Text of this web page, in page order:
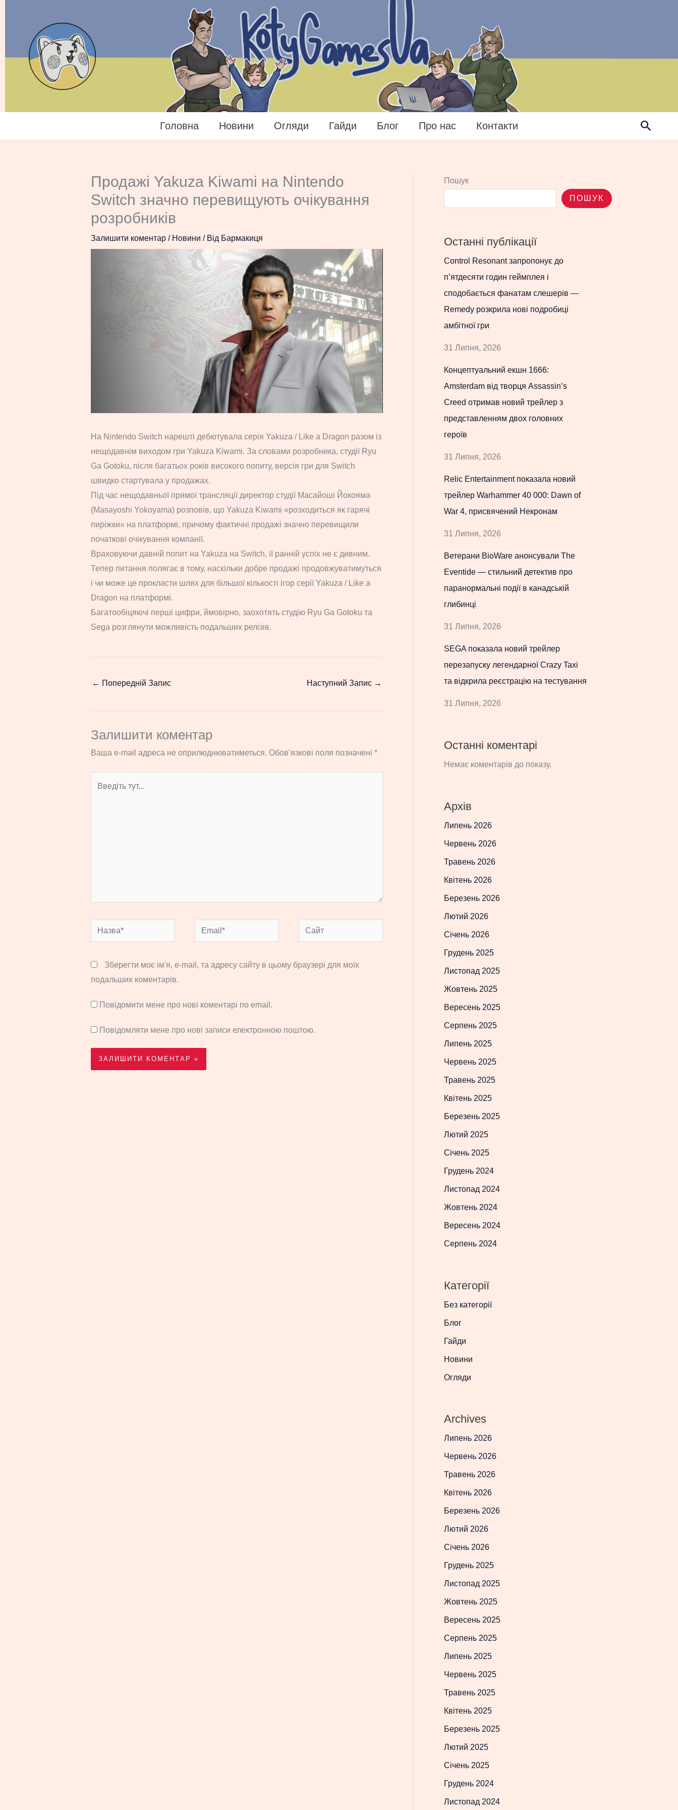
Головна Новини Огляди Гайди Блог Про нас Контакти Пошук
Продажі Yakuza Kiwami на Nintendo
Switch значно перевищують очікування
розробників
Залишити коментар / Новини / Від Бармакиця
На Nintendo Switch нарешті дебютувала серія Yakuza / Like a Dragon разом із
нещодавнім виходом гри Yakuza Kiwami. За словами розробника, студії Ryu
Ga Gotoku, після багатьох років високого попиту, версія гри для Switch
швидко стартувала у продажах.
Під час нещодавньої прямої трансляції директор студії Масайоші Йокояма
(Masayoshi Yokoyama) розповів, що Yakuza Kiwami «розходиться як гарячі
пиріжки» на платформі, причому фактичні продажі значно перевищили
початкові очікування компанії.
Враховуючи давній попит на Yakuza на Switch, її ранній успіх не є дивним.
Тепер питання полягає в тому, наскільки добре продажі продовжуватимуться
і чи може це прокласти шлях для більшої кількості ігор серії Yakuza / Like a
Dragon на платформі.
Багатообіцяючі перші цифри, ймовірно, заохотять студію Ryu Ga Gotoku та
Sega розглянути можливість подальших релізів.
← Попередній Запис Наступний Запис →
Залишити коментар
Ваша e-mail адреса не оприлюднюватиметься. Обов’язкові поля позначені *
Назва* Email* Сайт
Зберегти моє ім'я, e-mail, та адресу сайту в цьому браузері для моїх
подальших коментарів.
Повідомити мене про нові коментарі по email.
Повідомляти мене про нові записи електронною поштою.
Пошук
ПОШУК
Останні публікації
Control Resonant запропонує до
п’ятдесяти годин геймплея і
сподобається фанатам слешерів —
Remedy розкрила нові подробиці
амбітної гри
31 Липня, 2026
Концептуальний екшн 1666:
Amsterdam від творця Assassin’s
Creed отримав новий трейлер з
представленням двох головних
героїв
31 Липня, 2026
Relic Entertainment показала новий
трейлер Warhammer 40 000: Dawn of
War 4, присвячений Некронам
31 Липня, 2026
Ветерани BioWare анонсували The
Eventide — стильний детектив про
паранормальні події в канадській
глибинці
31 Липня, 2026
SEGA показала новий трейлер
перезапуску легендарної Crazy Taxi
та відкрила реєстрацію на тестування
31 Липня, 2026
Останні коментарі
Немає коментарів до показу.
Архів
Липень 2026
Червень 2026
Травень 2026
Квітень 2026
Березень 2026
Лютий 2026
Січень 2026
Грудень 2025
Листопад 2025
Жовтень 2025
Вересень 2025
Серпень 2025
Липень 2025
Червень 2025
Травень 2025
Квітень 2025
Березень 2025
Лютий 2025
Січень 2025
Грудень 2024
Листопад 2024
Жовтень 2024
Вересень 2024
Серпень 2024
Категорії
Без категорії
Блог
Гайди
Новини
Огляди
Archives
Липень 2026
Червень 2026
Травень 2026
Квітень 2026
Березень 2026
Лютий 2026
Січень 2026
Грудень 2025
Листопад 2025
Жовтень 2025
Вересень 2025
Серпень 2025
Липень 2025
Червень 2025
Травень 2025
Квітень 2025
Березень 2025
Лютий 2025
Січень 2025
Грудень 2024
Листопад 2024